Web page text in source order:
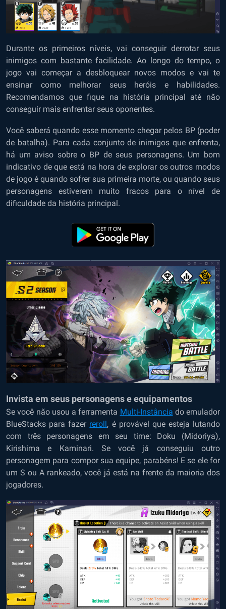
Durante os primeiros níveis, vai conseguir derrotar seus
inimigos com bastante facilidade. Ao longo do tempo, o
jogo vai começar a desbloquear novos modos e vai te
ensinar como melhorar seus heróis e habilidades.
Recomendamos que fique na história principal até não
conseguir mais enfrentar seus oponentes.
Você saberá quando esse momento chegar pelos BP (poder
de batalha). Para cada conjunto de inimigos que enfrenta,
há um aviso sobre o BP de seus personagens. Um bom
indicativo de que está na hora de explorar os outros modos
de jogo é quando sofrer sua primeira morte, ou quando seus
personagens estiverem muito fracos para o nível de
dificuldade da história principal.
Invista em seus personagens e equipamentos
Se você não usou a ferramenta Multi-Instância do emulador
BlueStacks para fazer reroll , é provável que esteja lutando
com três personagens em seu time: Doku (Midoriya),
Kirishima e Kaminari. Se você já conseguiu outro
personagem para compor sua equipe, parabéns! E se ele for
um S ou A rankeado, você já está na frente da maioria dos
jogadores.